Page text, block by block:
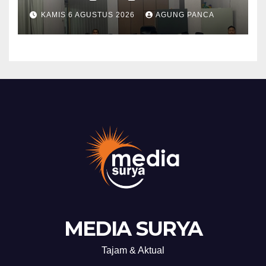
PKS Pembinaan Kerohanian
Warga Binaan
KAMIS 6 AGUSTUS 2026 AGUNG PANCA
MEDIA SURYA
Tajam & Aktual